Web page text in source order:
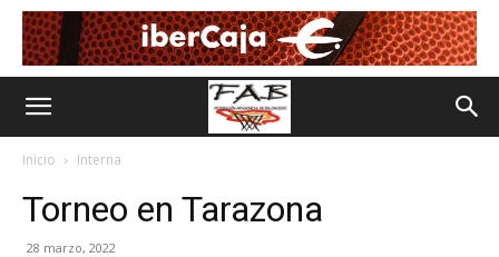
Inicio Interna
Torneo en Tarazona
28 marzo, 2022